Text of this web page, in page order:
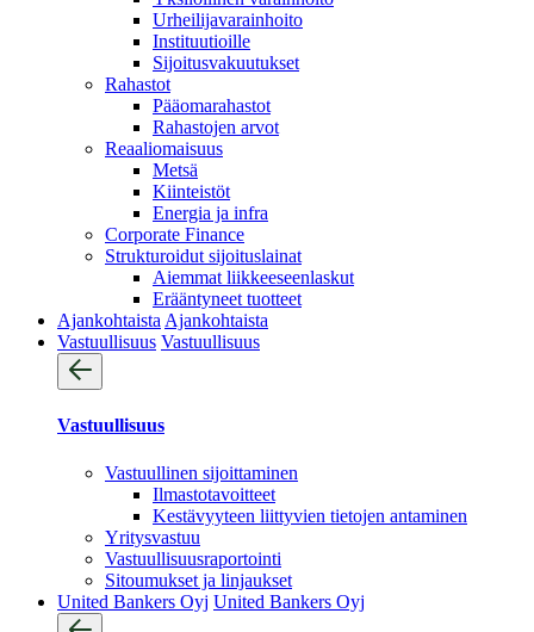
Urheilijavarainhoito
Instituutioille
Sijoitusvakuutukset
Rahastot
Pääomarahastot
Rahastojen arvot
Reaaliomaisuus
Metsä
Kiinteistöt
Energia ja infra
Corporate Finance
Strukturoidut sijoituslainat
Aiemmat liikkeeseenlaskut
Erääntyneet tuotteet
Ajankohtaista Ajankohtaista
Vastuullisuus Vastuullisuus
Vastuullisuus
Vastuullinen sijoittaminen
Ilmastotavoitteet
Kestävyyteen liittyvien tietojen antaminen
Yritysvastuu
Vastuullisuus­raportointi
Sitoumukset ja linjaukset
United Bankers Oyj United Bankers Oyj